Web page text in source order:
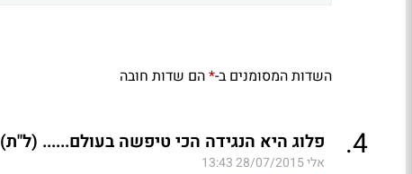
השדות המסומנים ב-*הם שדות חובה
4
. פלוג היא הנגידה הכי טיפשה בעולם...... (ל"ת)
אלי28/07/2015 13:43